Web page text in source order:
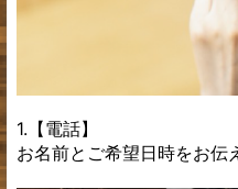
1.【電話】
お名前とご希望日時をお伝